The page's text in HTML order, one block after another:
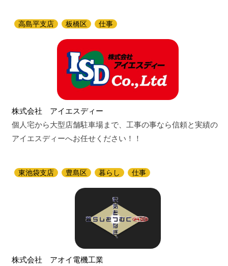
高島平支店 板橋区 仕事
株式会社 アイエスディー
個人宅から大型店舗駐車場まで、工事の事なら信頼と実績の
アイエスディーへお任せください！！
東池袋支店 豊島区 暮らし 仕事
株式会社 アオイ電機工業